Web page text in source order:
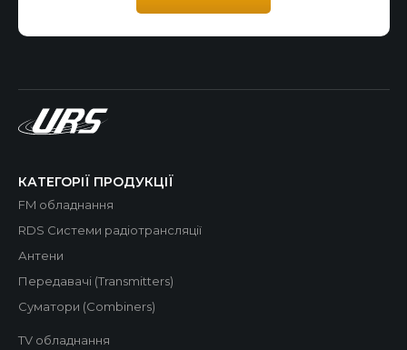
КАТЕГОРІЇ ПРОДУКЦІЇ
FM обладнання
RDS Системи радіотрансляції
Антени
Передавачі (Transmitters)
Суматори (Combiners)
TV обладнання